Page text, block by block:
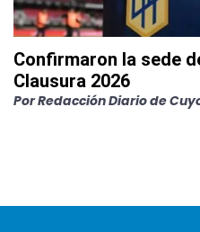
Confirmaron la sede
Clausura 2026
PorRedacción Diario de